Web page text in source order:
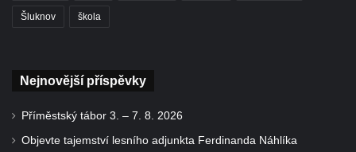
Šluknov škola
Nejnovější příspěvky
Příměstský tábor 3. – 7. 8. 2026
Objevte tajemství lesního adjunkta Ferdinanda Náhlíka